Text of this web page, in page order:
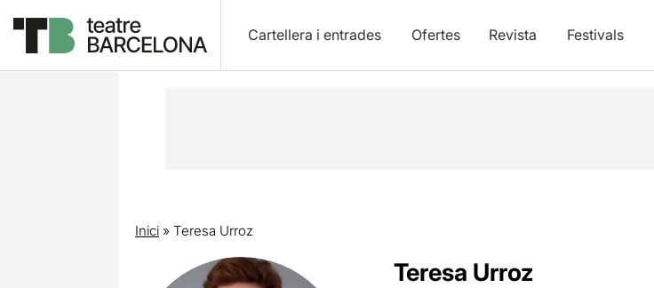
Cartellera i entrades Ofertes Revista Festivals
Inici» Teresa Urroz
Teresa Urroz